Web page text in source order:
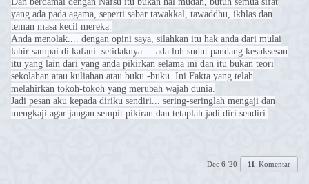
yang ada pada agama, seperti sabar tawakkal, tawaddhu, ikhlas dan
teman masa kecil mereka.
Anda menolak.... dengan opini saya, silahkan itu hak anda dari mulai
lahir sampai di kafani. setidaknya ... ada loh sudut pandang kesuksesan
itu yang lain dari yang anda pikirkan selama ini dan itu bukan teori
sekolahan atau kuliahan atau buku -buku. Ini Fakta yang telah
melahirkan tokoh-tokoh yang merubah wajah dunia.
Jadi pesan aku kepada diriku sendiri... sering-seringlah mengaji dan
mengkaji agar jangan sempit pikiran dan tetaplah jadi diri sendiri.
Dec 6 '20 11 Komentar